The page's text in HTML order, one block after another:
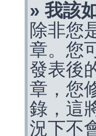
» 我該
除非您
章。您
發表後
章，您
錄，這
況下不